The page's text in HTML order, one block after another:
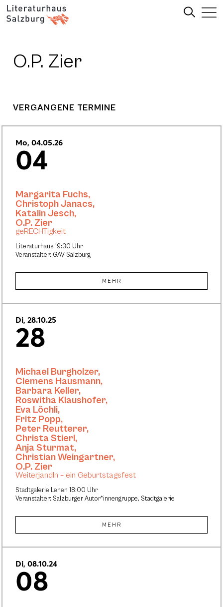
O.P. Zier
VERGANGENE TERMINE
Mo, 04.05.26
04
Literaturhaus 19:30 Uhr
Veranstalter: GAV Salzburg
Margarita Fuchs,
Christoph Janacs,
Katalin Jesch,
O.P. Zier
geRECHTigkeit
MEHR
Di, 28.10.25
28
Stadtgalerie Lehen 18:00 Uhr
Veranstalter: Salzburger Autor*innengruppe, Stadtgalerie
Michael Burgholzer,
Clemens Hausmann,
Barbara Keller,
Roswitha Klaushofer,
Eva Löchli,
Fritz Popp,
Peter Reutterer,
Christa Stierl,
Anja Sturmat,
Christian Weingartner,
O.P. Zier
Weiterjandln – ein Geburtstagsfest
MEHR
Di, 08.10.24
08